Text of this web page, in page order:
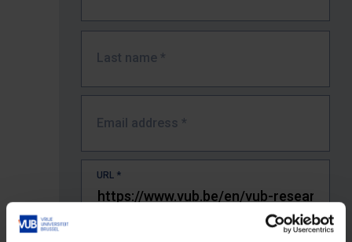
Last name *
Email address *
URL *
The full URL of the page where you encountered the error.